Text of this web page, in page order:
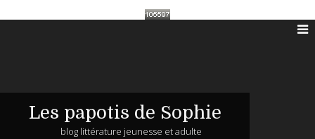
Les papotis de Sophie
blog littérature jeunesse et adulte